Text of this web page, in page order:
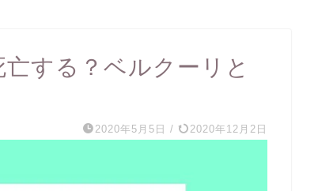
する？ベルクーリと
2020年5月5日 / 2020年12月2日